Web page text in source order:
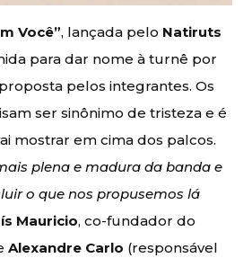
Você”, lançada pelo Natiruts
para dar nome à turnê por
pelos integrantes. Os
ser sinônimo de tristeza e é
mostrar em cima dos palcos.
plena e madura da banda e
o que nos propusemos lá
Mauricio, co-fundador do
Alexandre Carlo (responsável